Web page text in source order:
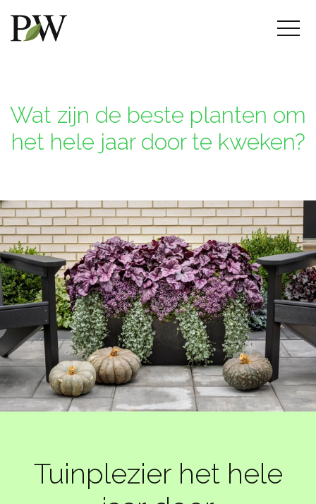
Wat zijn de beste planten om
het hele jaar door te kweken?
Tuinplezier het hele